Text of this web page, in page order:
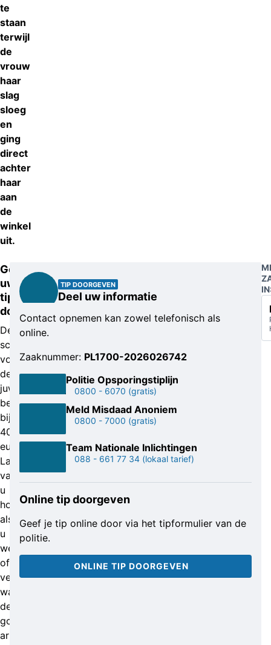
te
staan
terwijl
de
vrouw
haar
slag
sloeg
en
ging
direct
achter
haar
aan
de
winkel
uit.
Geef
uw
tip
door
De
schade
voor
de
juwelier
bedraagt
bijna
40.000
euro.
Laat
van
u
horen
als
u
weet
of
vermoedt
waar
de
gouden
armbanden
TIP DOORGEVEN
Deel uw informatie
Contact opnemen kan zowel telefonisch als
online.
Zaaknummer: PL1700-2026026742
Politie Opsporingstiplijn
0800 - 6070 (gratis)
Meld Misdaad Anoniem
0800 - 7000 (gratis)
Team Nationale Inlichtingen
088 - 661 77 34 (lokaal tarief)
Online tip doorgeven
Geef je tip online door via het tipformulier van de
politie.
ONLINE TIP DOORGEVEN